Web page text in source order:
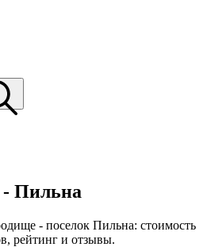
- Пильна
- поселок Пильна: стоимость
рейтинг и отзывы.